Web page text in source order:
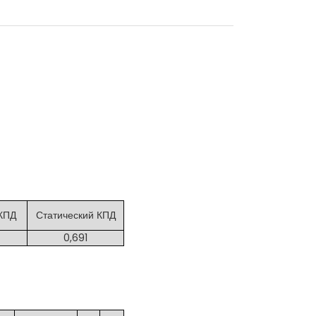
Статический КПД
0,691